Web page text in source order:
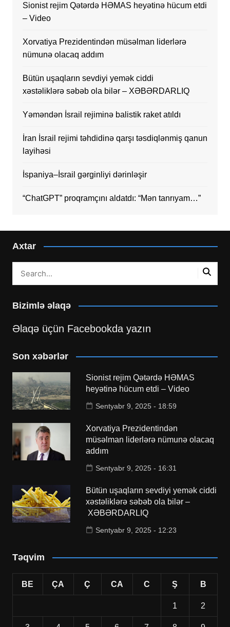
Sionist rejim Qətərdə HƏMAS heyətinə hücum etdi
– Video
Xorvatiya Prezidentindən müsəlman liderlərə
nümunə olacaq addım
Bütün uşaqların sevdiyi yemək ciddi
xəstəliklərə səbəb ola bilər – XƏBƏRDARLIQ
Yəməndən İsrail rejiminə balistik raket atıldı
İran İsrail rejimi təhdidinə qarşı təsdiqlənmiş qanun
layihəsi
İspaniya–İsrail gərginliyi dərinləşir
“ChatGPT” proqramçını aldatdı: “Mən tanrıyam…”
Axtar
Bizimlə əlaqə
Əlaqə üçün Facebookda yazın
Son xəbərlər
Sionist rejim Qətərdə HƏMAS
heyətinə hücum etdi – Video
Sentyabr 9, 2025 - 18:59
Xorvatiya Prezidentindən
müsəlman liderlərə nümunə olacaq
addım
Sentyabr 9, 2025 - 16:31
Bütün uşaqların sevdiyi yemək ciddi
xəstəliklərə səbəb ola bilər –
XƏBƏRDARLIQ
Sentyabr 9, 2025 - 12:23
Təqvim
BE ÇA Ç CA C Ş B
1 2